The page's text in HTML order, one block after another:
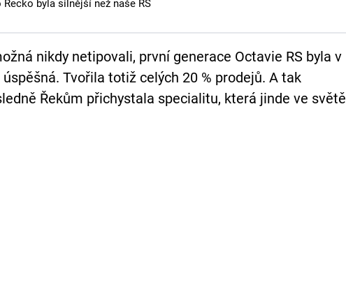
Řecko byla silnější než naše RS
nikdy netipovali, první generace Octavie RS byla v
Tvořila totiž celých 20 % prodejů. A tak
Řekům přichystala specialitu, která jinde ve světě